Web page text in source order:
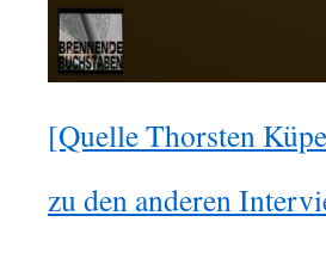
[Quelle Thorsten
zu den anderen